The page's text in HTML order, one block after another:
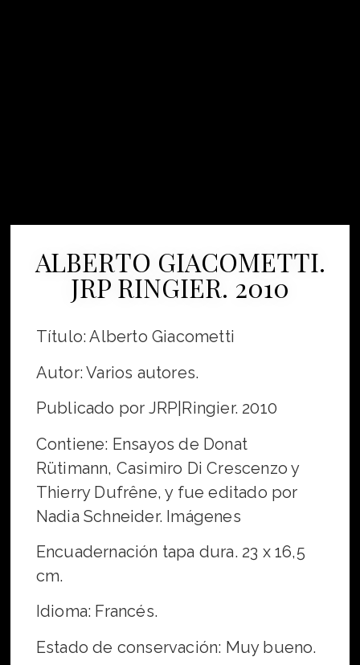
ALBERTO GIACOMETTI.
JRP RINGIER. 2010
Título: Alberto Giacometti
Autor: Varios autores.
Publicado por JRP|Ringier. 2010
Contiene: Ensayos de Donat
Rütimann, Casimiro Di Crescenzo y
Thierry Dufrêne, y fue editado por
Nadia Schneider. Imágenes
Encuadernación tapa dura. 23 x 16,5
cm.
Idioma: Francés.
Estado de conservación: Muy bueno.